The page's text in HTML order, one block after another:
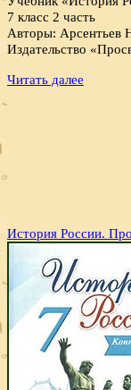
7 класс 2 часть
Авторы:
Издательство
Читать далее
История России.